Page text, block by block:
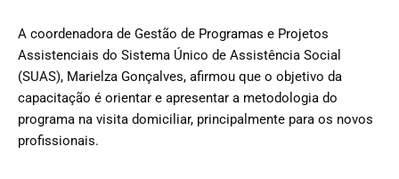
A coordenadora de Gestão de Programas e Projetos
Assistenciais do Sistema Único de Assistência Social
(SUAS), Marielza Gonçalves, afirmou que o objetivo da
capacitação é orientar e apresentar a metodologia do
programa na visita domiciliar, principalmente para os novos
profissionais.